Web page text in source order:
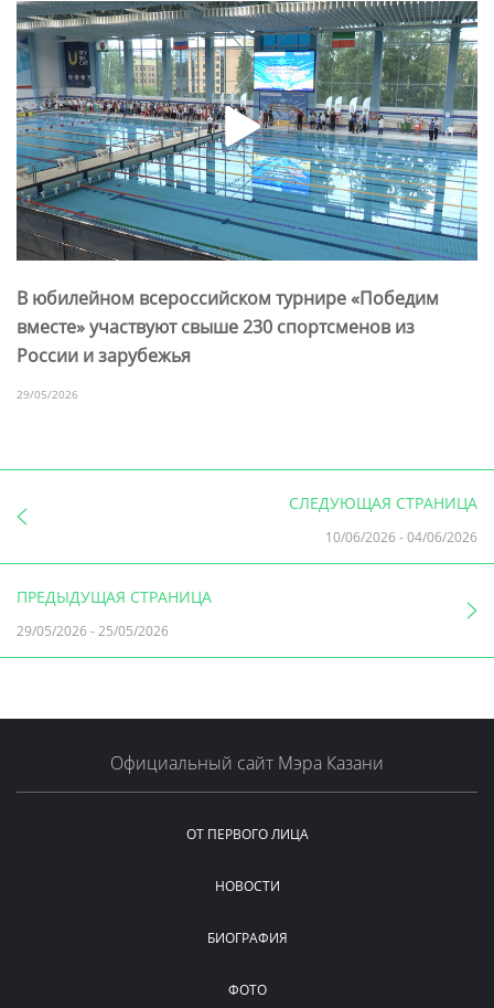
В юбилейном всероссийском турнире «Победим
вместе» участвуют свыше 230 спортсменов из
России и зарубежья
29/05/2026
СЛЕДУЮЩАЯ СТРАНИЦА
10/06/2026 -04/06/2026
ПРЕДЫДУЩАЯ СТРАНИЦА
29/05/2026 -25/05/2026
Официальный сайт Мэра Казани
ОТ ПЕРВОГО ЛИЦА
НОВОСТИ
БИОГРАФИЯ
ФОТО